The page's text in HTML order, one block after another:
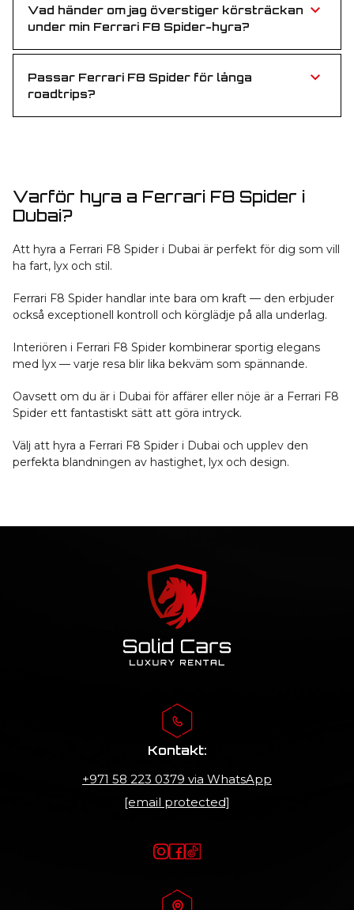
Vad händer om jag överstiger körsträckan
under min Ferrari F8 Spider-hyra?
standardpris per kilometer.
Passar Ferrari F8 Spider för långa
roadtrips?
Varför hyra a Ferrari F8 Spider i
Dubai?
Att hyra a Ferrari F8 Spider i Dubai är perfekt för dig som vill
ha fart, lyx och stil.
Ferrari F8 Spider handlar inte bara om kraft — den erbjuder
också exceptionell kontroll och körglädje på alla underlag.
Interiören i Ferrari F8 Spider kombinerar sportig elegans
med lyx — varje resa blir lika bekväm som spännande.
Oavsett om du är i Dubai för affärer eller nöje är a Ferrari F8
Spider ett fantastiskt sätt att göra intryck.
Välj att hyra a Ferrari F8 Spider i Dubai och upplev den
perfekta blandningen av hastighet, lyx och design.
Kontakt:
+971 58 223 0379 via WhatsApp
[email protected]